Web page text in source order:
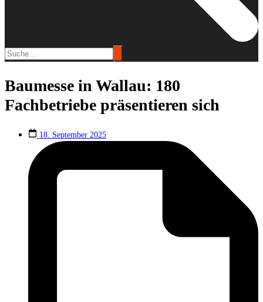
Baumesse in Wallau: 180
Fachbetriebe präsentieren sich
18. September 2025